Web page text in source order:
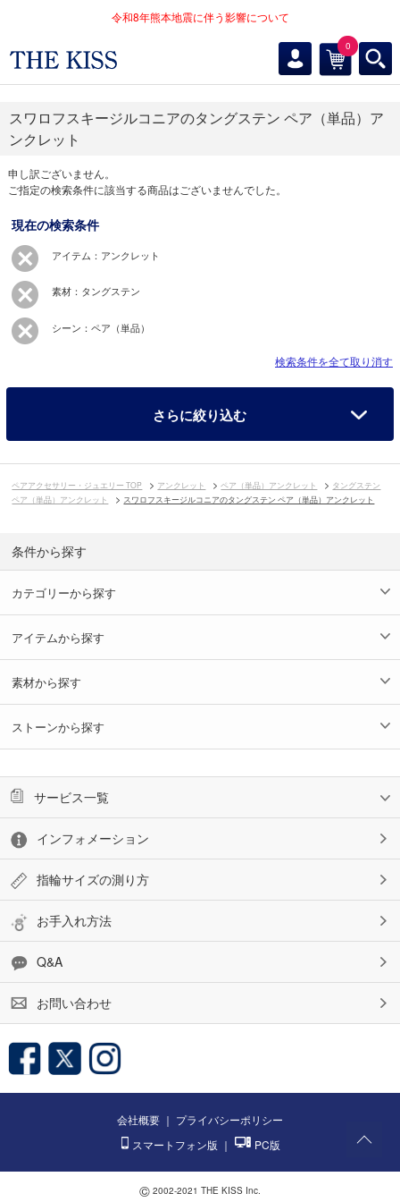
令和8年熊本地震に伴う影響について
0
スワロフスキージルコニアのタングステン ペア（単品）ア
ンクレット
申し訳ございません。
ご指定の検索条件に該当する商品はございませんでした。
現在の検索条件
アイテム：アンクレット
素材：タングステン
シーン：ペア（単品）
検索条件を全て取り消す
さらに絞り込む
ペアアクセサリー・ジュエリー TOP アンクレット ペア（単品）アンクレット
タングステン
ペア（単品）アンクレット
スワロフスキージルコニアのタングステン ペア（単品）アンクレット
条件から探す
カテゴリーから探す
アイテムから探す
素材から探す
ストーンから探す
サービス一覧
インフォメーション
指輪サイズの測り方
お手入れ方法
Q&A
お問い合わせ
会社概要 ｜ プライバシーポリシー
スマートフォン版 ｜ PC版
© 2002-2021 THE KISS Inc.